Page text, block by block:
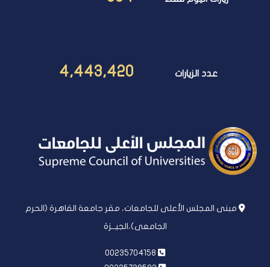
عدد الزيارات 4,443,420
مبنى المجلس الأعلى للجامعات، مقر جامعة القاهرة (الحرم
الجامعى)،الجيــزة